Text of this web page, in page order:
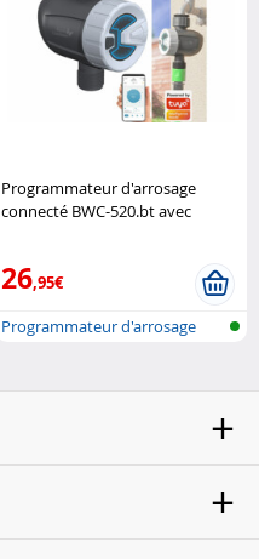
Programmateur d'arrosage
connecté BWC-520.bt avec
26,95€
Programmateur d'arrosage